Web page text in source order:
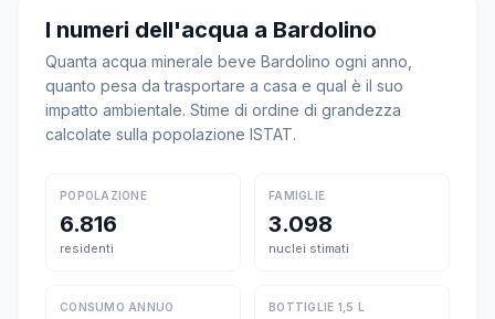
I numeri dell'acqua a Bardolino
Quanta acqua minerale beve Bardolino ogni anno,
quanto pesa da trasportare a casa e qual è il suo
impatto ambientale. Stime di ordine di grandezza
calcolate sulla popolazione ISTAT.
POPOLAZIONE
6.816
residenti
FAMIGLIE
3.098
nuclei stimati
CONSUMO ANNUO BOTTIGLIE 1,5 L